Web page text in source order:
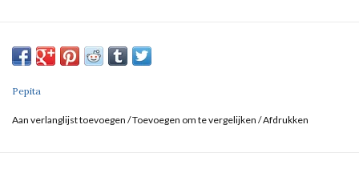
Pepita
Aan verlanglijst toevoegen /Toevoegen om te vergelijken /Afdrukken